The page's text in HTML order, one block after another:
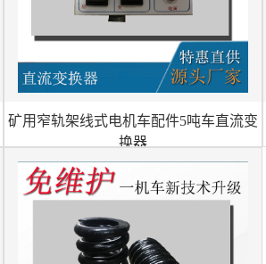
矿用窄轨架线式电机车配件5吨车直流变
换器